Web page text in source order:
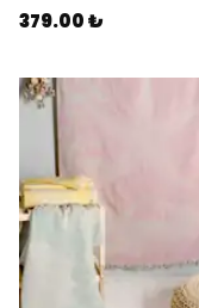
379.00 ₺